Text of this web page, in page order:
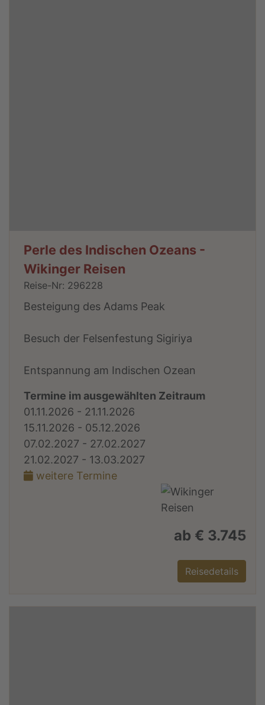
Perle des Indischen Ozeans -
Wikinger Reisen
Reise-Nr: 296228
Besteigung des Adams Peak
Besuch der Felsenfestung Sigiriya
Entspannung am Indischen Ozean
Termine im ausgewählten Zeitraum
01.11.2026 - 21.11.2026
15.11.2026 - 05.12.2026
07.02.2027 - 27.02.2027
21.02.2027 - 13.03.2027
weitere Termine
ab € 3.745
Reisedetails